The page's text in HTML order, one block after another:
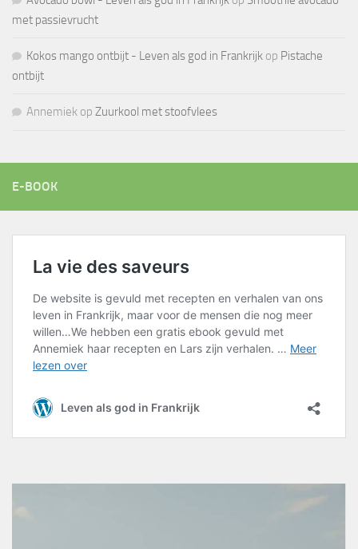
met passievrucht
Kokos mango ontbijt - Leven als god in Frankrijk op Pistache
ontbijt
Annemiek op Zuurkool met stoofvlees
E-BOOK